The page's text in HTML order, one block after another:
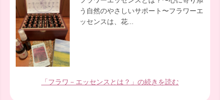
う自然のやさしいサポート〜フラワーエ
ッセンスは、花...
「フラワ－エッセンスとは？」の続きを読む